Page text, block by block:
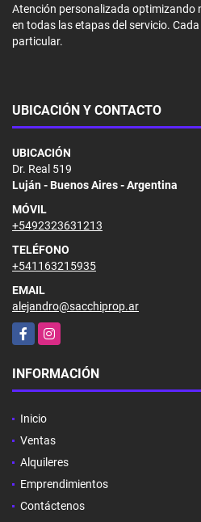
Atención personalizada optimizando
en todas las etapas del servicio.
particular.
UBICACIÓN Y CONTACTO
UBICACIÓN
Dr. Real 519
Luján - Buenos Aires - Argentina
MÓVIL
+5492323631213
TELÉFONO
+541163215935
EMAIL
alejandro@sacchiprop.ar
FacebookInstagram
INFORMACIÓN
Inicio
Ventas
Alquileres
Emprendimientos
Contáctenos